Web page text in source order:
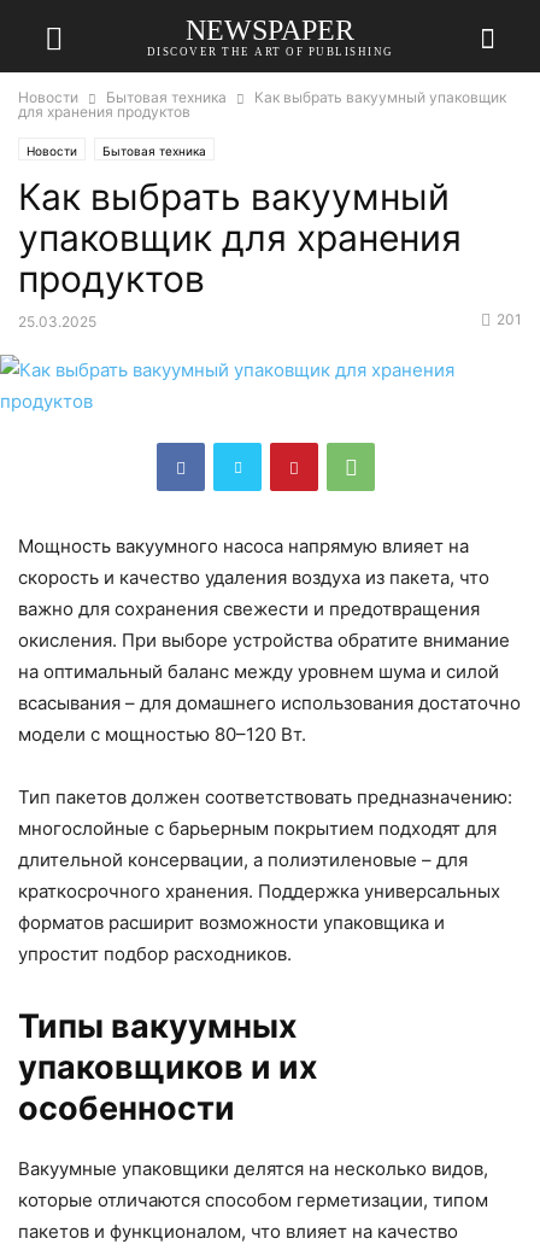
NEWSPAPER
DISCOVER THE ART OF PUBLISHING
Новости Бытовая техника
Как выбрать вакуумный упаковщик
для хранения продуктов
Новости Бытовая техника
Как выбрать вакуумный
упаковщик для хранения
продуктов
25.03.2025 201
Мощность вакуумного насоса напрямую влияет на
скорость и качество удаления воздуха из пакета, что
важно для сохранения свежести и предотвращения
окисления. При выборе устройства обратите внимание
на оптимальный баланс между уровнем шума и силой
всасывания – для домашнего использования достаточно
модели с мощностью 80–120 Вт.
Тип пакетов должен соответствовать предназначению:
многослойные с барьерным покрытием подходят для
длительной консервации, а полиэтиленовые – для
краткосрочного хранения. Поддержка универсальных
форматов расширит возможности упаковщика и
упростит подбор расходников.
Типы вакуумных
упаковщиков и их
особенности
Вакуумные упаковщики делятся на несколько видов,
которые отличаются способом герметизации, типом
пакетов и функционалом, что влияет на качество